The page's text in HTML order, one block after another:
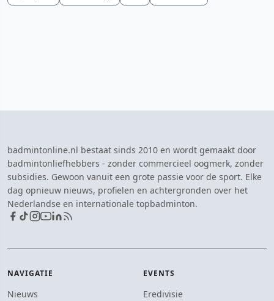
badmintonline.nl bestaat sinds 2010 en wordt gemaakt door
badmintonliefhebbers - zonder commercieel oogmerk, zonder
subsidies. Gewoon vanuit een grote passie voor de sport. Elke
dag opnieuw nieuws, profielen en achtergronden over het
Nederlandse en internationale topbadminton.
NAVIGATIE
Nieuws
EVENTS
Eredivisie